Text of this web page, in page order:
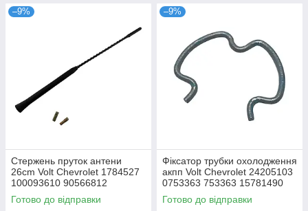
–9%
Стержень пруток антени
26cm Volt Chevrolet 1784527
100093610 90566812
1784011 1J0035849A
13279181 1J0035849C
Готово до відправки
–9%
Фіксатор трубки охолодження
акпп Volt Chevrolet 24205103
0753363 753363 15781490
24288159 52481248
15724727
Готово до відправки